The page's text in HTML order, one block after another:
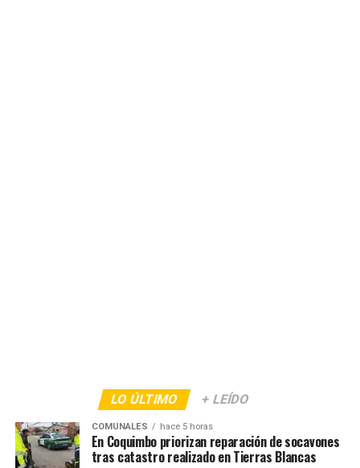
LO ÚLTIMO + LEÍDO
COMUNALES hace 5 horas
En Coquimbo priorizan reparación de socavones
tras catastro realizado en Tierras Blancas